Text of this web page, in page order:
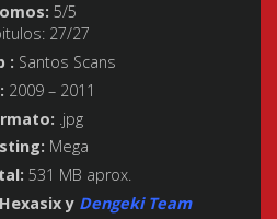
5/5
27/27
: Santos Scans
2009 – 2011
.jpg
Mega
531 MB aprox.
y Dengeki Team